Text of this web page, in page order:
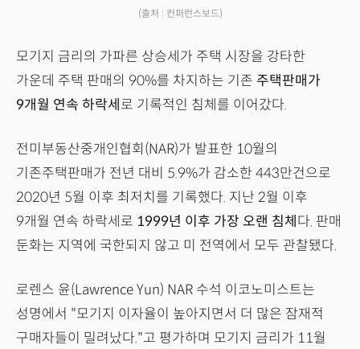
(출처 : 컨퍼런스보드)
모기지 금리의 가파른 상승세가 주택 시장을 강타한
가운데 주택 판매의 90%를 차지하는 기존 주택판매가
9개월 연속 하락세 로 기록적인 침체를 이어갔다.
전미부동산중개인협회(NAR)가 발표한 10월의
기존주택판매가 전년 대비 5.9%가 감소한 443만건으로
2020년 5월 이후 최저치를 기록했다. 지난 2월 이후
9개월 연속 하락세로 1999년 이후 가장 오랜 침체 다. 판매
둔화는 지역에 국한되지 않고 미 전역에서 모두 관찰됐다.
로렌스 윤(Lawrence Yun) NAR 수석 이코노미스트는
성명에서 "모기지 이자율이 높아지면서 더 많은 잠재적
구매자들이 밀려났다."고 평가하며 모기지 금리가 11월